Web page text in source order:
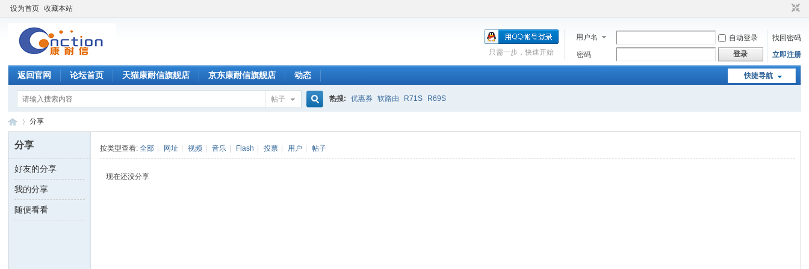
设为首页 收藏本站
用户名 自动登录
找回密码
密码
登录 立即注册
只需一步，快速开始
快捷导航
返回官网 论坛首页 天猫康耐信旗舰店 京东康耐信旗舰店 动态
帖子 热搜: 优惠券 软路由 R71S R69S
康 ›
分享
分享
好友的分享
我的分享
随便看看
按类型查看:全部 网址 视频 音乐 Flash 投票 用户 帖子
现在还没分享